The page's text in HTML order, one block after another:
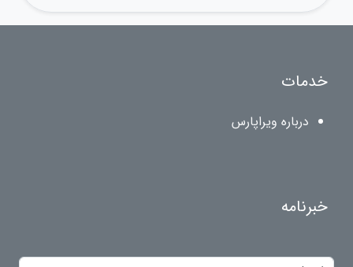
خدمات
درباره ویراپارس
خبرنامه